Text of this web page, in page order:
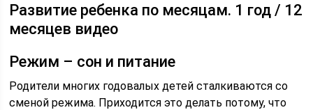
Развитие ребенка по месяцам. 1 год / 12
месяцев видео
Режим – сон и питание
Родители многих годовалых детей сталкиваются со
сменой режима. Приходится это делать потому, что